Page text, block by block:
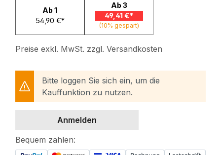
Ab 1
54,90 €*
Ab 3
49,41 €*
(10% gespart)
Preise exkl. MwSt. zzgl. Versandkosten
Bitte loggen Sie sich ein, um die
Kauffunktion zu nutzen.
Anmelden
Bequem zahlen: